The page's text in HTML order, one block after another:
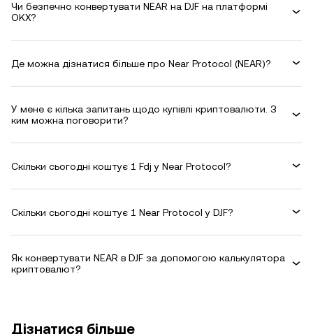
Чи безпечно конвертувати NEAR на DJF на платформі
OKX?
Де можна дізнатися більше про Near Protocol (NEAR)?
У мене є кілька запитань щодо купівлі криптовалюти. З
ким можна поговорити?
Скільки сьогодні коштує 1 Fdj у Near Protocol?
Скільки сьогодні коштує 1 Near Protocol у DJF?
Як конвертувати NEAR в DJF за допомогою калькулятора
криптовалют?
Дізнатися більше